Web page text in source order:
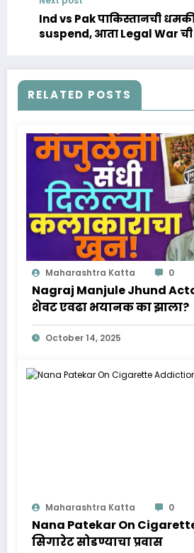
Ind vs Pak पाकिस्तानची
suspend, आता Legal War ची
RELATED POSTS
Maharashtra Katta 0
Nagraj Manjule Jhund
शेवट एवढा भयानक का झाला?
October 14, 2025
Maharashtra Katta 0
Nana Patekar On
सिगारेट सोडण्याचा प्रवास